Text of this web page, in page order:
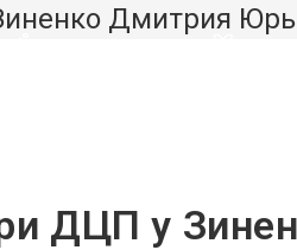
Дмитрия
ДЦП у